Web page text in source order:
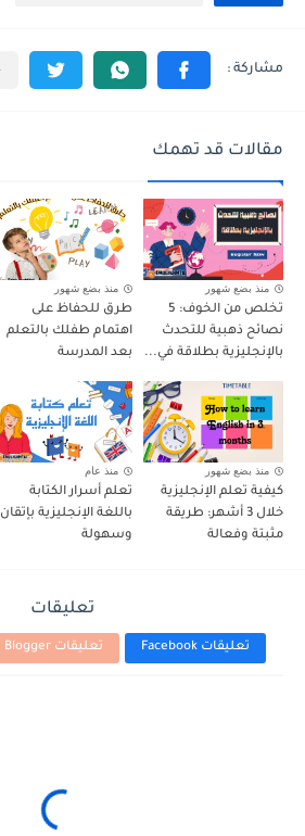
مقالات قد تهمك
منذ بضع شهور
تخلص من الخوف: 5
نصائح ذهبية للتحدث
بالإنجليزية بطلاقة في...
منذ بضع شهور
طرق للحفاظ على
اهتمام طفلك بالتعلم
بعد المدرسة
منذ بضع شهور
كيفية تعلم الإنجليزية
خلال 3 أشهر: طريقة
مثبتة وفعالة
منذ عام
تعلم أسرار الكتابة
باللغة الإنجليزية بإتقان
وسهولة
تعليقات
تعليقات Facebook تعليقات Blogger